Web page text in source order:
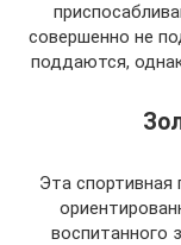
совершенно не
поддаются,
Эта
воспитанного